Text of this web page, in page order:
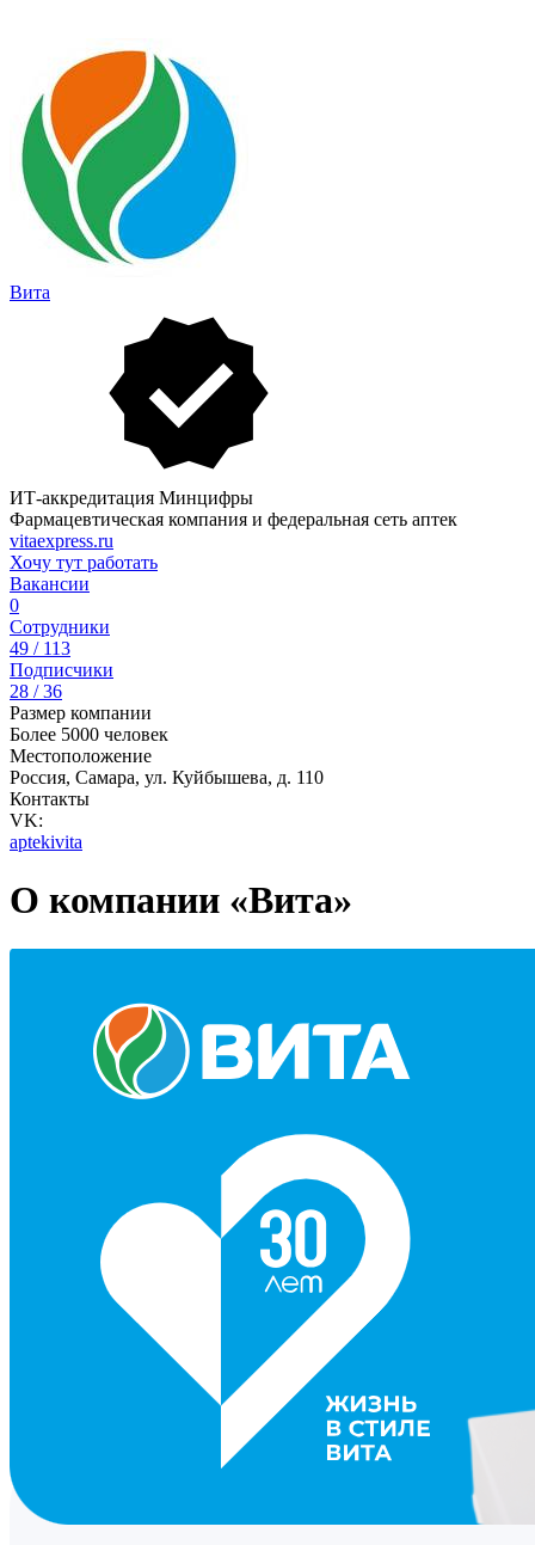
Вита
ИТ-аккредитация Минцифры
Фармацевтическая компания и федеральная сеть аптек
vitaexpress.ru
Хочу тут работать
Вакансии
0
Сотрудники
49 / 113
Подписчики
28 / 36
Размер компании
Более 5000 человек
Местоположение
Россия, Самара, ул. Куйбышева, д. 110
Контакты
VK:
aptekivita
О компании «Вита»